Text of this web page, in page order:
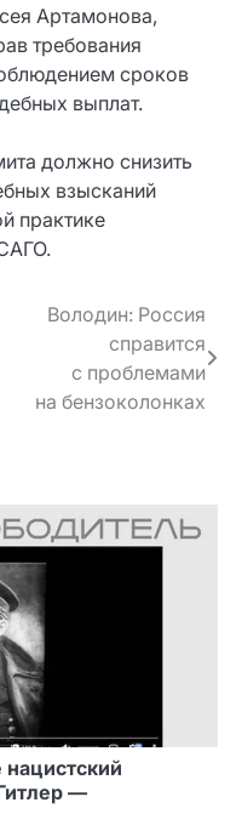
Артамонова,
требования
сроков
выплат.
должно снизить
взысканий
практике
Володин: Россия
справится
с проблемами
на бензоколонках
—